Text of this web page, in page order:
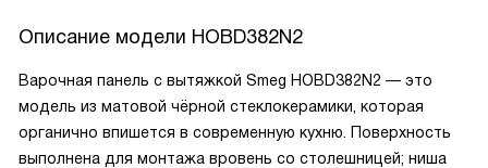
Описание модели HOBD382N2
Варочная панель с вытяжкой Smeg HOBD382N2 — это
модель из матовой чёрной стеклокерамики, которая
органично впишется в современную кухню. Поверхность
выполнена для монтажа вровень со столешницей; ниша